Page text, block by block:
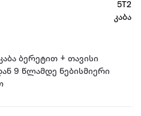
5T2
კაბა
+ თავისი
9 წლამდე ნებისმიერი